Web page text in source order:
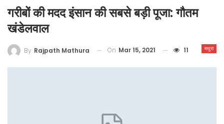
गरीबों की मदद इंसान की सबसे बड़ी पूजा: गौतम
खंडेलवाल
मथुरा
By Rajpath Mathura On Mar 15, 2021 11